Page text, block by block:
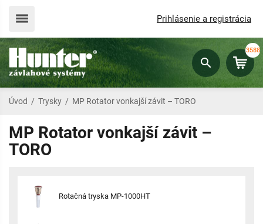
Prihlásenie a registrácia
3588
Úvod / Trysky / MP Rotator vonkajší závit – TORO
MP Rotator vonkajší závit –
TORO
Rotačná tryska MP-1000HT